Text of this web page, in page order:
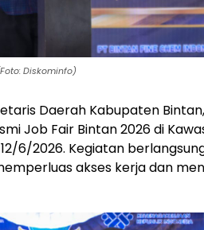
Diskominfo)
Daerah Kabupaten
Job Fair Bintan 2026 di
6/2026. Kegiatan
akses kerja dan